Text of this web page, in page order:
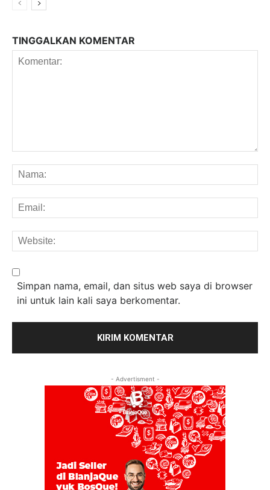
TINGGALKAN KOMENTAR
Simpan nama, email, dan situs web saya di browser
ini untuk lain kali saya berkomentar.
- Advertisment -